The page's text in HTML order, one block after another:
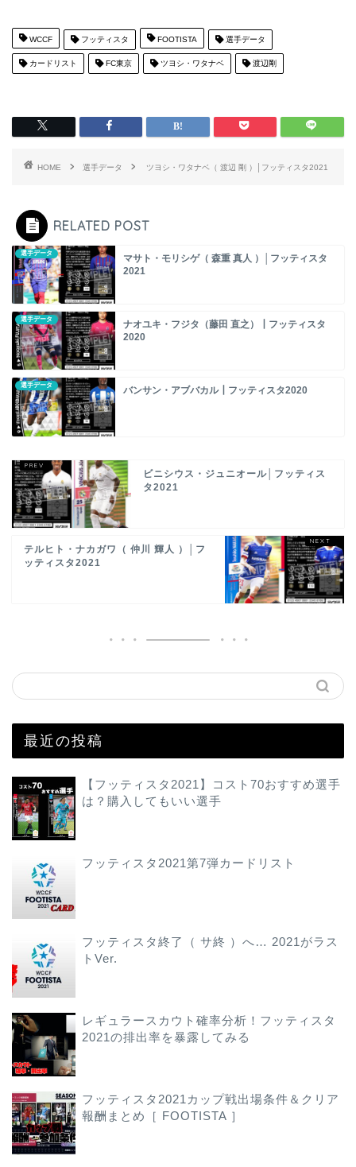
WCCF フッティスタ FOOTISTA 選手データ
カードリスト FC東京 ツヨシ・ワタナベ 渡辺剛
HOME 選手データ ツヨシ・ワタナベ（ 渡辺 剛 ）│フッティスタ2021
RELATED POST
選手データ
マサト・モリシゲ（ 森重 真人 ）│フッティスタ
2021
選手データ
ナオユキ・フジタ（藤田 直之）┃フッティスタ
2020
選手データ バンサン・アブバカル┃フッティスタ2020
ビニシウス・ジュニオール│フッティス
タ2021
テルヒト・ナカガワ（ 仲川 輝人 ）│フ
ッティスタ2021
最近の投稿
【フッティスタ2021】コスト70おすすめ選手
は？購入してもいい選手
フッティスタ2021第7弾カードリスト
フッティスタ終了（ サ終 ）へ… 2021がラス
トVer.
レギュラースカウト確率分析！フッティスタ
2021の排出率を暴露してみる
フッティスタ2021カップ戦出場条件＆クリア
報酬まとめ［ FOOTISTA ］